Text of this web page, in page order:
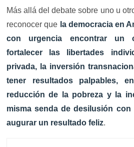
Más allá del debate sobre uno u
reconocer que la democracia en
con urgencia encontrar un
fortalecer las libertades
privada, la inversión
tener resultados palpables,
reducción de la pobreza y la
misma senda de desilusión
augurar un resultado feliz.